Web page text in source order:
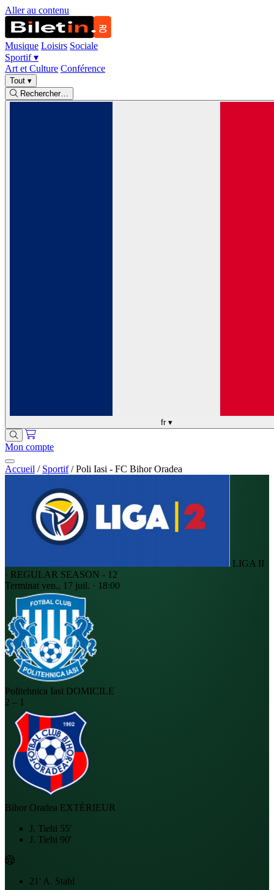
Aller au contenu
Musique Loisirs Sociale
Sportif▾
Art et Culture Conférence
Tout ▾
Rechercher…
fr ▾
Mon compte
Accueil / Sportif / Poli Iasi - FC Bihor Oradea
LIGA II
· REGULAR SEASON - 12
Terminat ven., 17 juil. · 18:00
Politehnica Iasi DOMICILE
2 – 1
Bihor Oradea EXTÉRIEUR
J. Tiehi 55'
J. Tiehi 90'
21' A. Stahl